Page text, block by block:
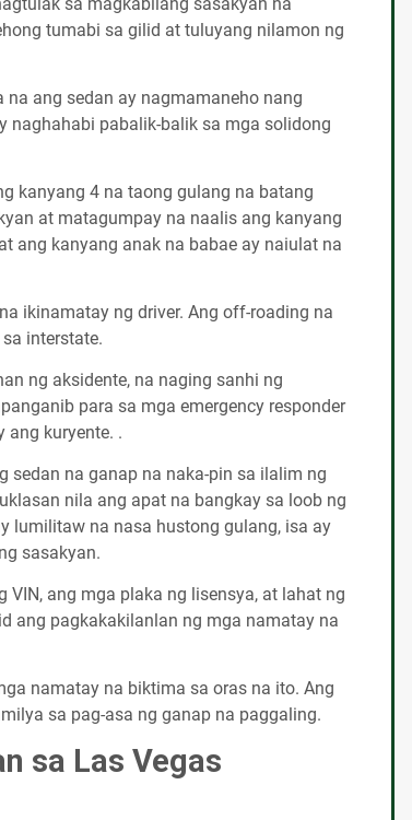
tumabi sa gilid at tuluyang nilamon ng
ang sedan ay nagmamaneho nang
naghahabi pabalik-balik sa mga solidong
kanyang 4 na taong gulang na batang
at matagumpay na naalis ang kanyang
ang kanyang anak na babae ay naiulat na
ikinamatay ng driver. Ang off-roading na
interstate.
ng aksidente, na naging sanhi ng
para sa mga emergency responder
kuryente. .
sedan na ganap na naka-pin sa ilalim ng
nila ang apat na bangkay sa loob ng
lumilitaw na nasa hustong gulang, isa ay
sasakyan.
ang mga plaka ng lisensya, at lahat ng
ang pagkakakilanlan ng mga namatay na
namatay na biktima sa oras na ito. Ang
sa pag-asa ng ganap na paggaling.
sa Las Vegas